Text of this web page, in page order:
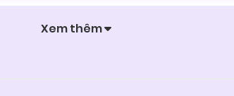
Xem thêm